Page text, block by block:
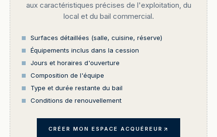
aux caractéristiques précises de l'exploitation, du
local et du bail commercial.
Surfaces détaillées (salle, cuisine, réserve)
Équipements inclus dans la cession
Jours et horaires d'ouverture
Composition de l'équipe
Type et durée restante du bail
Conditions de renouvellement
CRÉER MON ESPACE ACQUÉREUR